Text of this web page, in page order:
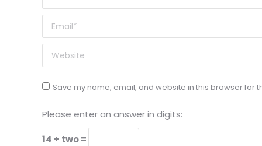
Email *
Website
Save my name, email, and website in this browser for
Please enter an answer in digits:
14 + two =